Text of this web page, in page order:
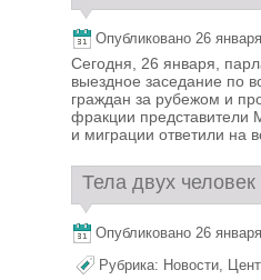
Опубликовано 26
Сегодня, 26 января,
выездное заседание по
граждан за рубежом и
фракции представители
и миграции ответили на
Тела двух
Опубликовано 26
Рубрика: Новости,